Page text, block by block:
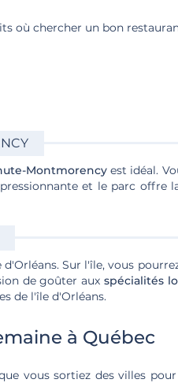
où chercher un bon
Montmorencyest idéal.
et le parc offre
Sur l'île, vous
de goûter aux spécialités
de l'île d'Orléans.
à Québec
vous sortiez des villes